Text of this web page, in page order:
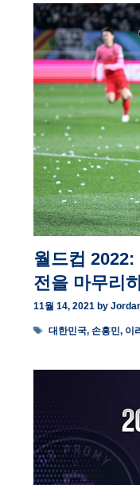
월드컵
전을 마무리
11월 14, 2021 by
Tags
대한민국,손흥민, 이